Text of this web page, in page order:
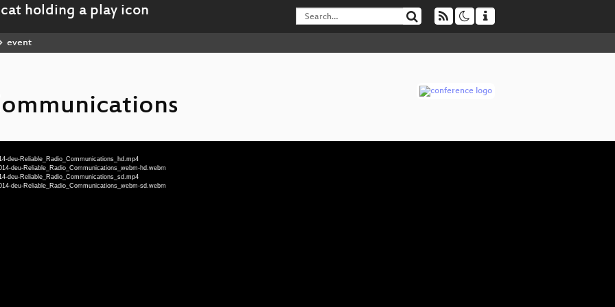
event
deu-Reliable_Radio_Communications_hd.mp4
deu-Reliable_Radio_Communications_webm-hd.webm
deu-Reliable_Radio_Communications_sd.mp4
deu-Reliable_Radio_Communications_webm-sd.webm